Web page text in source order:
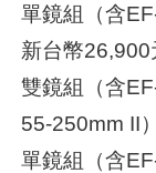
單鏡組（含
新台幣26,900
雙鏡組（含
55-250mm II
單鏡組（含